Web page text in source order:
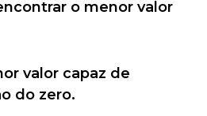
o menor valor
valor capaz de
do zero.